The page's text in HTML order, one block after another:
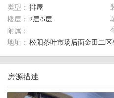
类型： 排屋
楼层： 2层/5层
附属：
地址： 松阳茶叶市场后面金田二区
房源描述